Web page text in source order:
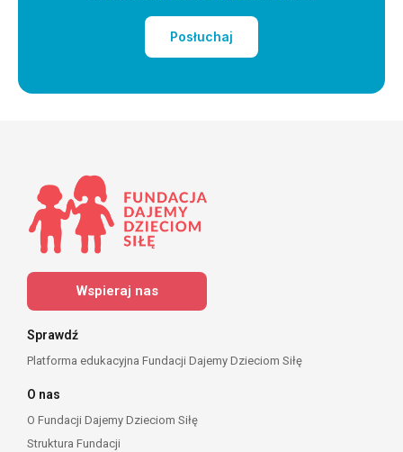
Posłuchaj
Wspieraj nas
Sprawdź
Platforma edukacyjna Fundacji Dajemy Dzieciom Siłę
O nas
O Fundacji Dajemy Dzieciom Siłę
Struktura Fundacji